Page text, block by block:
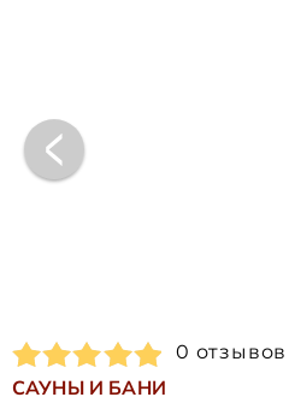
0 отзывов
САУНЫ И БАНИ